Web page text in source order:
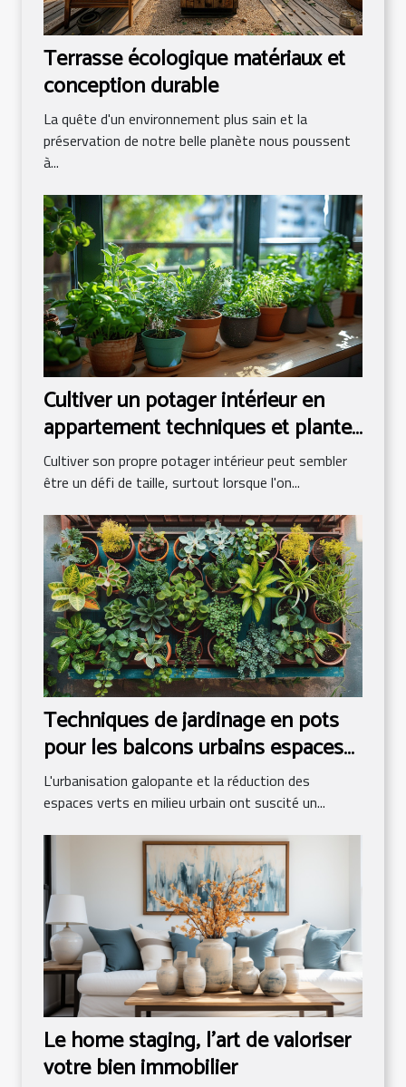
Terrasse écologique matériaux et
conception durable
La quête d'un environnement plus sain et la
préservation de notre belle planète nous poussent
à...
Cultiver un potager intérieur en
appartement techniques et plantes
adaptées
Cultiver son propre potager intérieur peut sembler
être un défi de taille, surtout lorsque l'on...
Techniques de jardinage en pots
pour les balcons urbains espaces
restreints et verdure
L'urbanisation galopante et la réduction des
espaces verts en milieu urbain ont suscité un...
Le home staging, l'art de valoriser
votre bien immobilier